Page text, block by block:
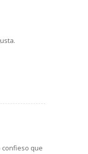
confieso que